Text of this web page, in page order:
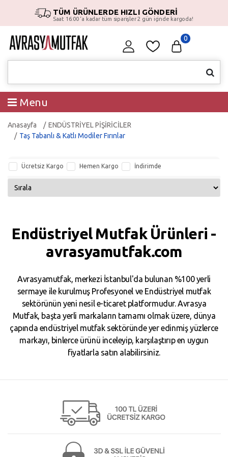
TÜM ÜRÜNLERDE HIZLI GÖNDERİ
Saat 16:00 ‘a kadar tüm siparişler 2 gün içinde kargoda!
0
Menu
Anasayfa
ENDÜSTRİYEL PİŞİRİCİLER
Taş Tabanlı & Katlı Modiler Fırınlar
Ücretsiz Kargo Hemen Kargo İndirimde
Endüstriyel Mutfak Ürünleri -
avrasyamutfak.com
Avrasyamutfak, merkezi İstanbul'da bulunan %100 yerli
sermaye ile kurulmuş Profesyonel ve Endüstriyel mutfak
sektörünün yeni nesil e-ticaret platformudur. Avrasya
Mutfak, başta yerli markaların tamamı olmak üzere, dünya
çapında endüstriyel mutfak sektöründe yer edinmiş yüzlerce
markayı, binlerce ürünü inceleyip, karşılaştırıp en uygun
fiyatlarla satın alabilirsiniz.